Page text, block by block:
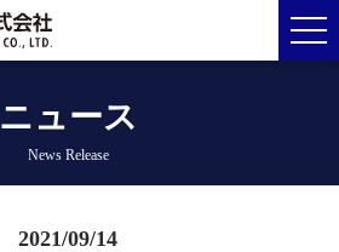
ニュース
News Release
2021/09/14